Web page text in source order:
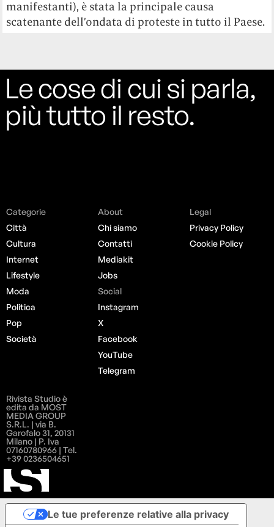
manifestanti), è stata la principale causa
scatenante dell’ondata di proteste in tutto il Paese.
Le cose di cui si parla,
più tutto il resto.
Categorie
Città
Cultura
Internet
Lifestyle
Moda
Politica
Pop
Società
About
Chi siamo
Contatti
Mediakit
Jobs
Social
Instagram
X
Facebook
YouTube
Telegram
Legal
Privacy Policy
Cookie Policy
Rivista Studio è
edita da MOST
MEDIA GROUP
S.R.L. | via B.
Garofalo 31, 20131
Milano | P. Iva
07160780966 | Tel.
+39 0236504651
Le tue preferenze relative alla privacy